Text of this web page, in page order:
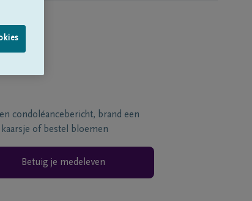
condoléancebericht, brand een
kaarsje of bestel bloemen
Betuig je medeleven